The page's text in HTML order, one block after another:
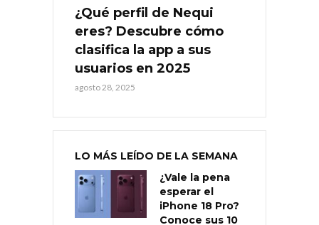
¿Qué perfil de Nequi
eres? Descubre cómo
clasifica la app a sus
usuarios en 2025
agosto 28, 2025
LO MÁS LEÍDO DE LA SEMANA
¿Vale la pena
esperar el
iPhone 18 Pro?
Conoce sus 10